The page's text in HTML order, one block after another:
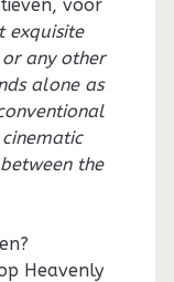
voor
exquisite
any other
alone as
the
Heavenly